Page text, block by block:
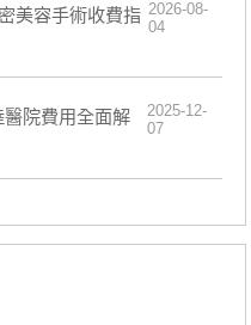
美容手術收費指 2026-08-
04
院費用全面解
2025-12-
07